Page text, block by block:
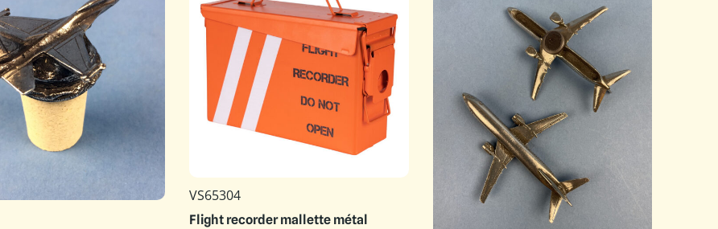
VS65304
Flight recorder mallette métal